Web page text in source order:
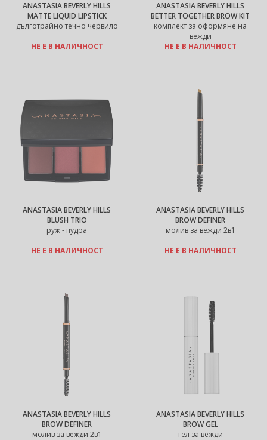
ANASTASIA BEVERLY HILLS
MATTE LIQUID LIPSTICK
дълготрайно течно червило
НЕ Е В НАЛИЧНОСТ
ANASTASIA BEVERLY HILLS
BETTER TOGETHER BROW KIT
комплект за оформяне на
вежди
НЕ Е В НАЛИЧНОСТ
ANASTASIA BEVERLY HILLS
BLUSH TRIO
руж - пудра
НЕ Е В НАЛИЧНОСТ
ANASTASIA BEVERLY HILLS
BROW DEFINER
молив за вежди 2в1
НЕ Е В НАЛИЧНОСТ
ANASTASIA BEVERLY HILLS
BROW DEFINER
молив за вежди 2в1
ANASTASIA BEVERLY HILLS
BROW GEL
гел за вежди